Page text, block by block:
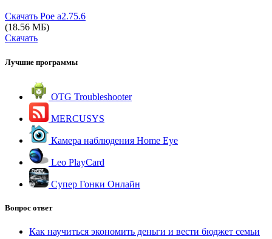
Скачать Poe a2.75.6
(18.56 МБ)
Скачать
Лучшие программы
OTG Troubleshooter
MERCUSYS
Камера наблюдения Home Eye
Leo PlayCard
Супер Гонки Онлайн
Вопрос ответ
Как научиться экономить деньги и вести бюджет семьи